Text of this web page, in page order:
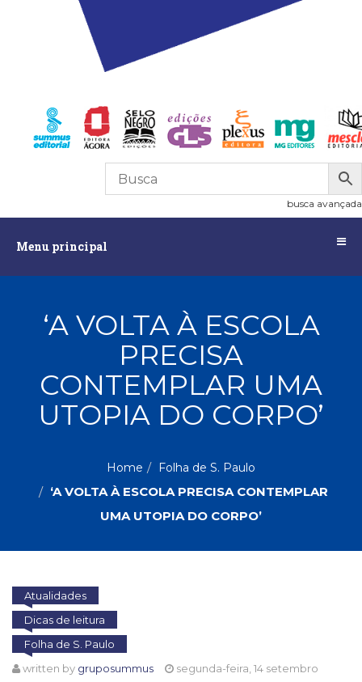
busca avançada
Menu principal
principalAssuntos
Administração,
Astrologia
(27)
Atualidades,
(133)
Biografias,
Vivências
(104)
Ciências
Sociais
(102)
Cinema
MAIS
AUTORES
‘A VOLTA À ESCOLA
PRECISA
CONTEMPLAR UMA
UTOPIA DO CORPO’
Home Folha de S. Paulo
‘A VOLTA À ESCOLA PRECISA CONTEMPLAR
UMA UTOPIA DO CORPO’
Atualidades
Dicas de leitura
Folha de S. Paulo
written by gruposummus
segunda-feira, 14 setembro